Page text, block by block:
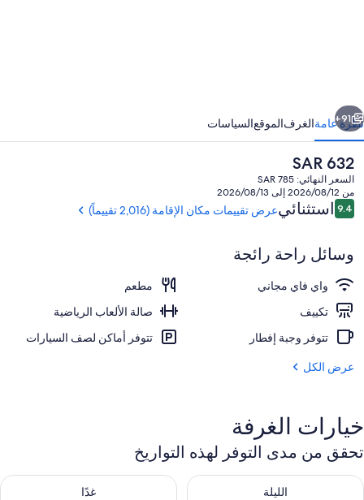
أغطية فراش متميزة وخزنة داخل الغرفة
التالي
91+
نظرة عامةالغرفالموقعالسياسات
السعر
الحالي
هو
SAR
632
SAR 632
السعر النهائي: SAR 785
من 2026/08/12 إلى 2026/08/13
التقييمات
9.49.4 من 10استثنائيعرض تقييمات مكان الإقامة (2,016 تقييماً)
وسائل راحة رائجة
واي فاي مجاني
مطعم
تكييف
صالة الألعاب الرياضية
تتوفر وجبة إفطار
تتوفر أماكن لصف السيارات
عرض الكل
خيارات الغرفة
تحقق من مدى التوفر لهذه التواريخ
الليلة
تحقق من مدى التوفر لليلة للفترة أغسطس 8 - أغسطس 9
غدًا
تحقق من مدى التوفر لغد للفترة أغسطس